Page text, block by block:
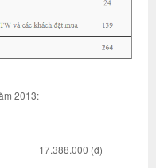
2013:
(đ)